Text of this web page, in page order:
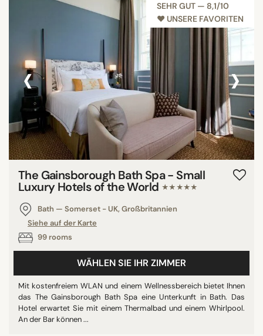
SEHR GUT — 8,1/10
♥︎ UNSERE FAVORITEN
‹ ›
The Gainsborough Bath Spa - Small
Luxury Hotels of the World ★★★★★
Bath — Somerset - UK, Großbritannien
Siehe auf der Karte
99 rooms
WÄHLEN SIE IHR ZIMMER
Mit kostenfreiem WLAN und einem Wellnessbereich bietet Ihnen
das The Gainsborough Bath Spa eine Unterkunft in Bath. Das
Hotel erwartet Sie mit einem Thermalbad und einem Whirlpool.
An der Bar können ...